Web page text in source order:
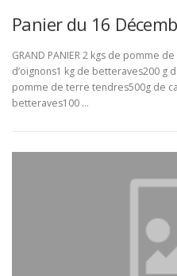
Panier du 16
GRAND PANIER 2 kgs de pomme
d’oignons1 kg de betteraves200 g
pomme de terre tendres500g de
betteraves100 …